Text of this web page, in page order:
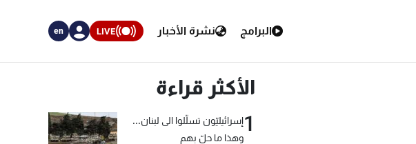
البرامج نشرة الأخبار LIVE
en
الأكثر قراءة
1إسرائيليّون تسلّلوا الى لبنان...
وهذا ما حلّ بهم